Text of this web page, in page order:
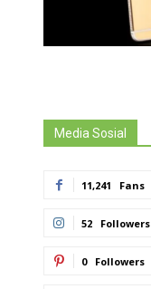
Media Sosial
11,241 Fans
52 Followers
0 Followers